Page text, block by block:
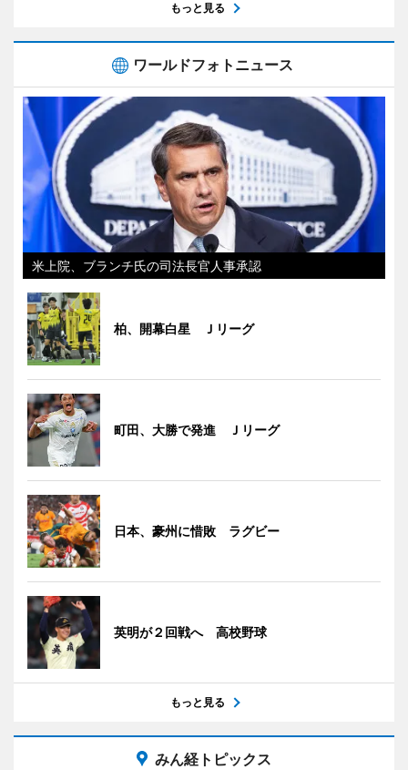
もっと見る
ワールドフォトニュース
米上院、ブランチ氏の司法長官人事承認
柏、開幕白星 Ｊリーグ
町田、大勝で発進 Ｊリーグ
日本、豪州に惜敗 ラグビー
英明が２回戦へ 高校野球
もっと見る
みん経トピックス